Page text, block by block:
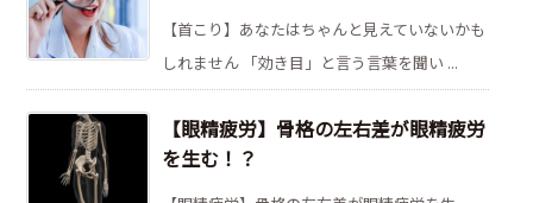
【首こり】あなたはちゃんと見えていないかも
しれません 「効き目」と言う言葉を聞い ...
【眼精疲労】骨格の左右差が眼精疲労
を生む！？